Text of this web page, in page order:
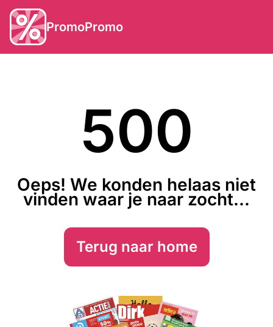
PromoPromo
500
Oeps! We konden helaas niet
vinden waar je naar zocht...
Terug naar home